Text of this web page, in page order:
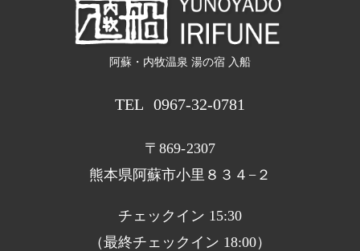
阿蘇・内牧温泉 湯の宿 入船
TEL 0967-32-0781
〒869-2307
熊本県阿蘇市小里８３４−２
チェックイン 15:30
（最終チェックイン 18:00）